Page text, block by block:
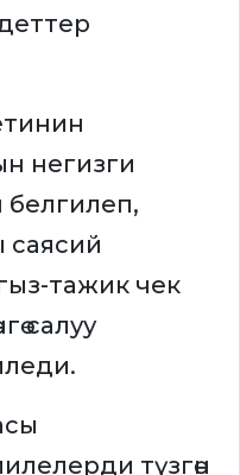
негизги
тажик чек
салуу
түзгөн